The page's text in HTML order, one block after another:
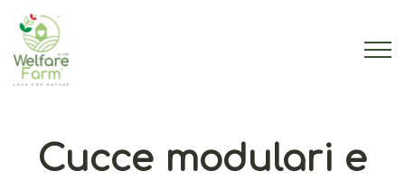
Cucce modulari e